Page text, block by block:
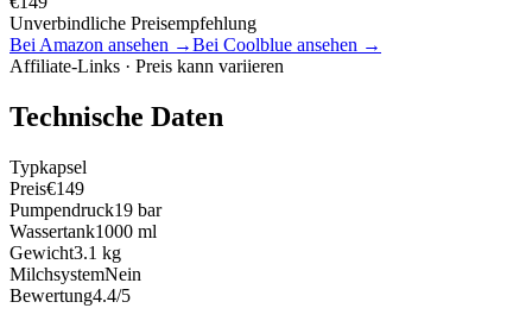
Unverbindliche Preisempfehlung
Bei Amazon ansehen →Bei Coolblue ansehen →
Affiliate-Links · Preis kann variieren
Technische Daten
Typkapsel
Preis€149
Pumpendruck19 bar
Wassertank1000 ml
Gewicht3.1 kg
MilchsystemNein
Bewertung4.4/5